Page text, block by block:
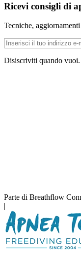
Ricevi consigli di
Tecniche,
Indirizzo
e-
mail
Disiscriviti quando vuoi.
Parte di Breathflow
|